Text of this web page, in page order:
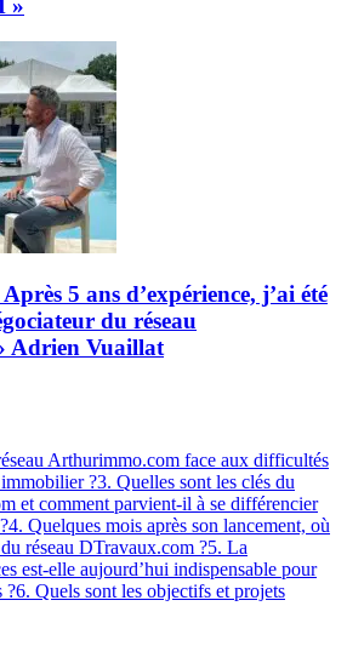
»
5 ans d’expérience, j’ai été
du réseau
Adrien Vuaillat
Arthurimmo.com face aux difficultés
?3. Quelles sont les clés du
et comment parvient-il à se différencier
4. Quelques mois après son lancement, où
réseau DTravaux.com ?5. La
est-elle aujourd’hui indispensable pour
?6. Quels sont les objectifs et projets